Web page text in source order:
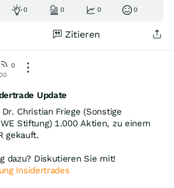
0 0 0 0
Zitieren
0
Update
Christian Friege (Sonstige
Stiftung) 1.000 Aktien, zu einem
gekauft.
dazu? Diskutieren Sie mit!
Insidertrades